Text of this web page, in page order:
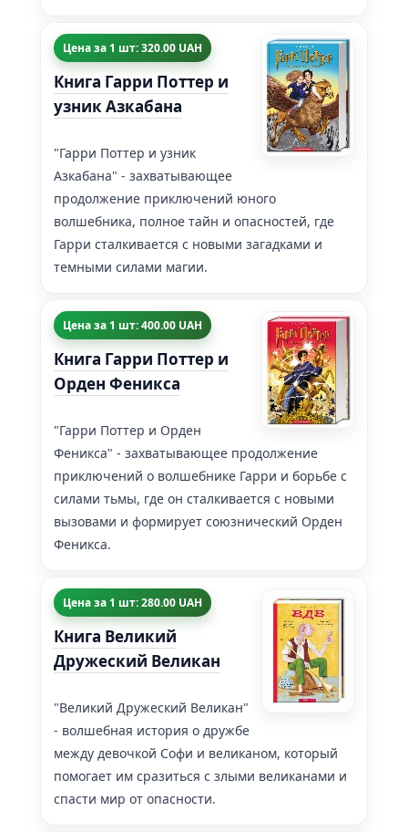
Цена за 1 шт: 320.00 UAH
Книга Гарри Поттер и
узник Азкабана
"Гарри Поттер и узник
Азкабана" - захватывающее
продолжение приключений юного
волшебника, полное тайн и опасностей, где
Гарри сталкивается с новыми загадками и
темными силами магии.
Цена за 1 шт: 400.00 UAH
Книга Гарри Поттер и
Орден Феникса
"Гарри Поттер и Орден
Феникса" - захватывающее продолжение
приключений о волшебнике Гарри и борьбе с
силами тьмы, где он сталкивается с новыми
вызовами и формирует союзнический Орден
Феникса.
Цена за 1 шт: 280.00 UAH
Книга Великий
Дружеский Великан
"Великий Дружеский Великан"
- волшебная история о дружбе
между девочкой Софи и великаном, который
помогает им сразиться с злыми великанами и
спасти мир от опасности.